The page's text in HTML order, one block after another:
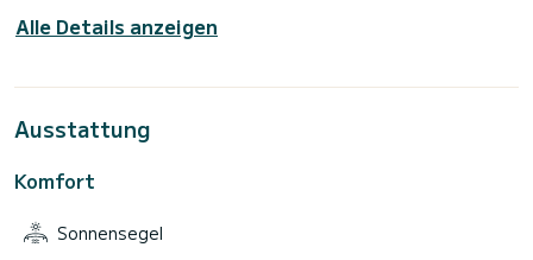
Alle Details anzeigen
Ausstattung
Komfort
Sonnensegel